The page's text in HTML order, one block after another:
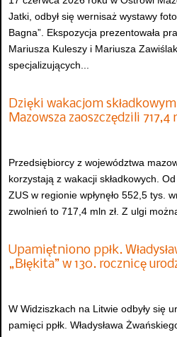
Jatki, odbył się wernisaż wystawy
Bagna”. Ekspozycja prezentowała
Mariusza Kuleszy i Mariusza
specjalizujących...
Dzięki wakacjom
Mazowsza zaoszczędzili 717,4
Przedsiębiorcy z województwa
korzystają z wakacji składkowych.
ZUS w regionie wpłynęło 552,5 tys.
zwolnień to 717,4 mln zł. Z ulgi
Upamiętniono ppłk.
„Błękita” w 130. rocznicę
W Widziszkach na Litwie odbyły się
pamięci ppłk. Władysława